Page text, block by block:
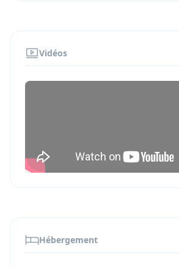
Vidéos
Hébergement